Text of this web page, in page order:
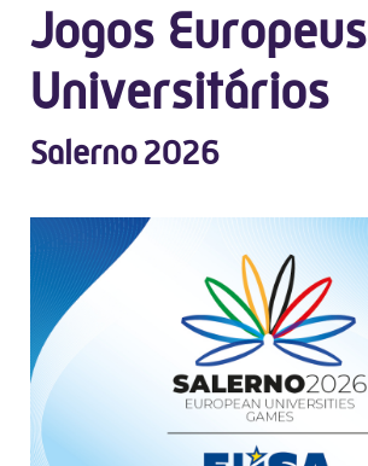
Jogos Europeus
Universitários
Salerno 2026